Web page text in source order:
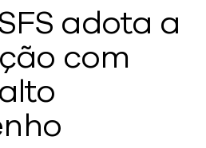
adota a
com